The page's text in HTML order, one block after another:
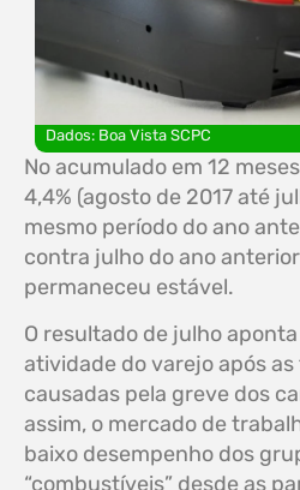
Dados: Boa Vista SCPC
No acumulado em 12
4,4% (agosto de 2017 até
mesmo período do ano
contra julho do ano
permaneceu estável.
O resultado de julho
atividade do varejo após
causadas pela greve dos
assim, o mercado de
baixo desempenho dos
“combustíveis” desde as